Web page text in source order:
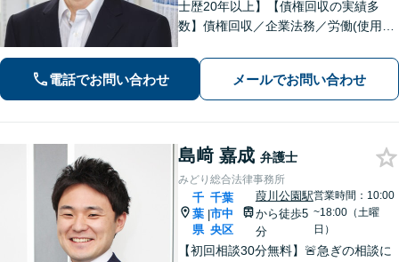
士歴20年以上】【債権回収の実績多
数】債権回収／企業法務／労働(使用者
の意向を最優先に、迅速かつ最善の解
決を目指します。【初回来所相談無
料】【電話・Web面談可】【千葉中央
駅5分】
電話でお問い合わせ メールでお問い合わせ
島﨑 嘉成 弁護士
みどり総合法律事務所
千
葉
県
|
千葉
市中
央区
葭川公園駅
から徒歩5
分
営業時間：10:00
~18:00（土曜
日）
【初回相談30分無料】🚨急ぎの相談に